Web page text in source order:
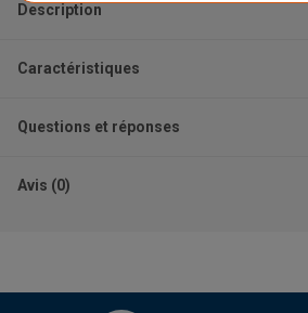
Description
Caractéristiques
Questions et réponses
Avis (0)